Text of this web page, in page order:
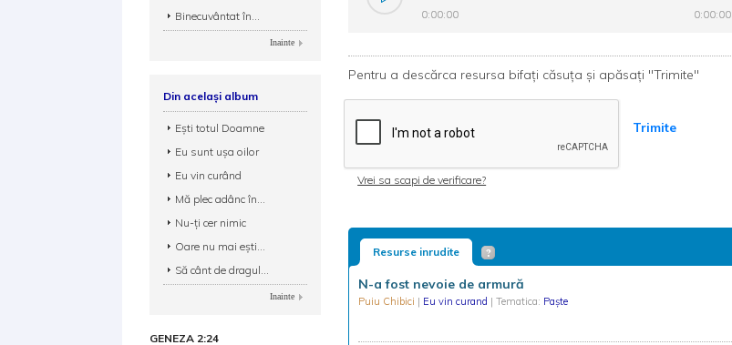
0:00:00 0:00:00
0:00:00 0:00:00
Pentru a descărca resursa bifați căsuța și apăsați "Trimite"
Trimite
Vrei sa scapi de verificare?
Resurse inrudite
N-a fost nevoie de armură
Puiu Chibici | Eu vin curand | Tematica: Paște
Binecuvântat în...
Inainte
Din același album
Ești totul Doamne
Eu sunt ușa oilor
Eu vin curând
Mă plec adânc în...
Nu-ți cer nimic
Oare nu mai ești...
Să cânt de dragul...
Inainte
GENEZA 2:24